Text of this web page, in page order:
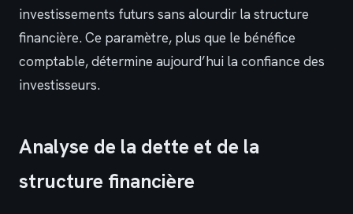
investissements futurs sans alourdir la structure
financière. Ce paramètre, plus que le bénéfice
comptable, détermine aujourd’hui la confiance des
investisseurs.
Analyse de la dette et de la
structure financière